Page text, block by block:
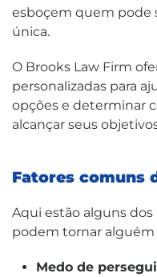
esboçem quem pode
única.
O Brooks Law Firm
personalizadas para
opções e determinar
alcançar seus
Fatores comuns
Aqui estão alguns
podem tornar alguém
Medo de